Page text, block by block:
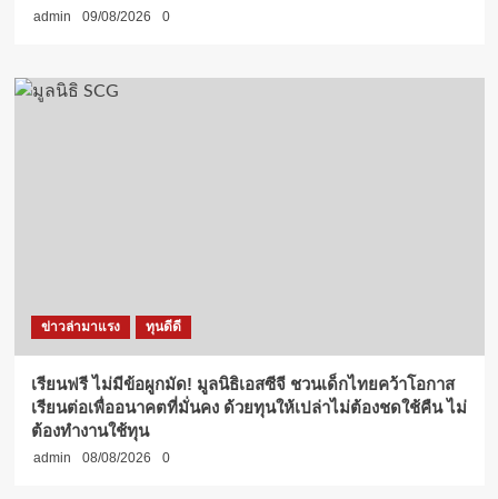
admin 09/08/2026 0
ข่าวล่ามาแรง ทุนดีดี
เรียนฟรี ไม่มีข้อผูกมัด! มูลนิธิเอสซีจี ชวนเด็กไทยคว้าโอกาส
เรียนต่อเพื่ออนาคตที่มั่นคง ด้วยทุนให้เปล่าไม่ต้องชดใช้คืน ไม่
ต้องทำงานใช้ทุน
admin 08/08/2026 0